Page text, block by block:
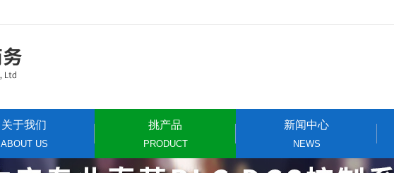
关于我们
ABOUT US
挑产品
PRODUCT
新闻中心
NEWS